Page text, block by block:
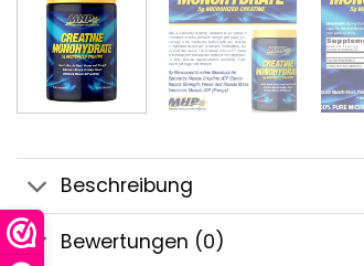
Beschreibung
Bewertungen (0)